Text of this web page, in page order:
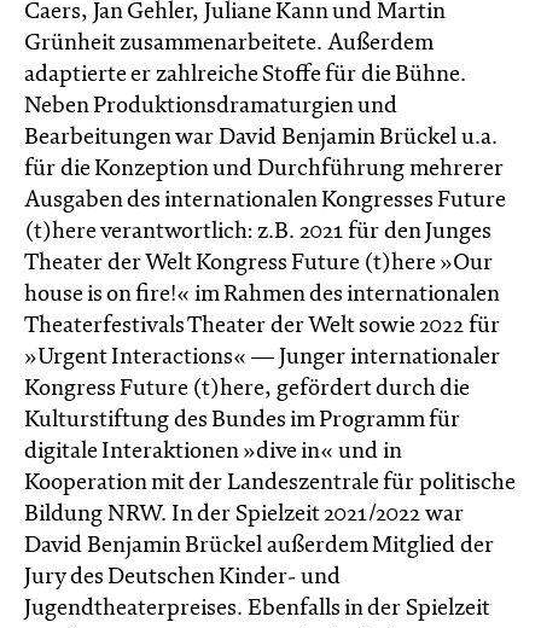
Caers, Jan Gehler, Juliane Kann und Martin
Grünheit zusammenarbeitete. Außerdem
adaptierte er zahlreiche Stoffe für die Bühne.
Neben Produktionsdramaturgien und
Bearbeitungen war David Benjamin Brückel u.a.
für die Konzeption und Durchführung mehrerer
Ausgaben des internationalen Kongresses Future
(t)here verantwortlich: z.B. 2021 für den Junges
Theater der Welt Kongress Future (t)here »Our
house is on fire!« im Rahmen des internationalen
Theaterfestivals Theater der Welt sowie 2022 für
»Urgent Interactions« — Junger internationaler
Kongress Future (t)here, gefördert durch die
Kulturstiftung des Bundes im Programm für
digitale Interaktionen »dive in« und in
Kooperation mit der Landeszentrale für politische
Bildung NRW. In der Spielzeit 2021/2022 war
David Benjamin Brückel außerdem Mitglied der
Jury des Deutschen Kinder- und
Jugendtheaterpreises. Ebenfalls in der Spielzeit